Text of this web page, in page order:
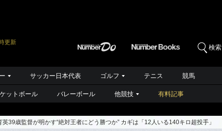
更新
検索
サッカー日本代表 ゴルフ テニス 競馬
ットボール バレーボール 他競技 有料記事
39歳監督が明かす“絶対王者にどう勝つか” カギは「12人いる140キロ超投手」